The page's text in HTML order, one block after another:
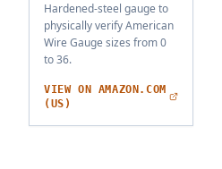
Hardened-steel gauge to
physically verify American
Wire Gauge sizes from 0
to 36.
VIEW ON AMAZON.COM
(US)